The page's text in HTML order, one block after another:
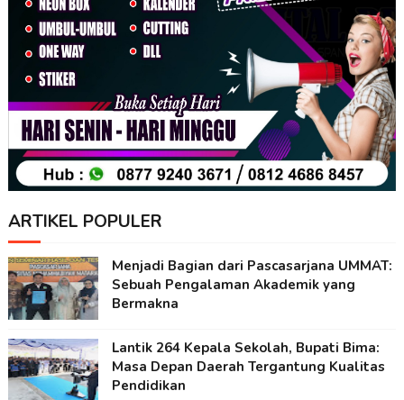
ARTIKEL POPULER
Menjadi Bagian dari Pascasarjana UMMAT:
Sebuah Pengalaman Akademik yang
Bermakna
Lantik 264 Kepala Sekolah, Bupati Bima:
Masa Depan Daerah Tergantung Kualitas
Pendidikan